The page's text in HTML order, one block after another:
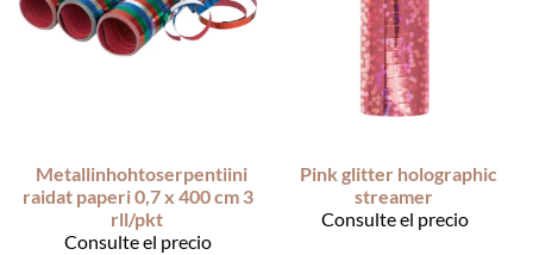
Metallinhohtoserpentiini
raidat paperi 0,7 x 400 cm 3
rll/pkt
Consulte el precio
Pink glitter holographic
streamer
Consulte el precio